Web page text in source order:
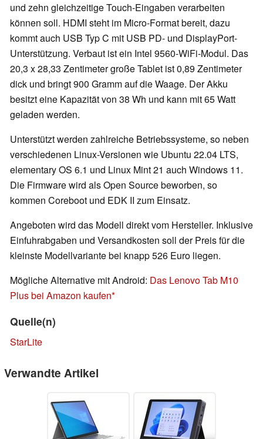
und zehn gleichzeitige Touch-Eingaben verarbeiten
können soll. HDMI steht im Micro-Format bereit, dazu
kommt auch USB Typ C mit USB PD- und DisplayPort-
Unterstützung. Verbaut ist ein Intel 9560-WiFi-Modul. Das
20,3 x 28,33 Zentimeter große Tablet ist 0,89 Zentimeter
dick und bringt 900 Gramm auf die Waage. Der Akku
besitzt eine Kapazität von 38 Wh und kann mit 65 Watt
geladen werden.
Unterstützt werden zahlreiche Betriebssysteme, so neben
verschiedenen Linux-Versionen wie Ubuntu 22.04 LTS,
elementary OS 6.1 und Linux Mint 21 auch Windows 11.
Die Firmware wird als Open Source beworben, so
kommen Coreboot und EDK II zum Einsatz.
Angeboten wird das Modell direkt vom Hersteller. Inklusive
Einfuhrabgaben und Versandkosten soll der Preis für die
kleinste Modellvariante bei knapp 526 Euro liegen.
Mögliche Alternative mit Android: Das Lenovo Tab M10
Plus bei Amazon kaufen
Quelle(n)
StarLite
Verwandte Artikel